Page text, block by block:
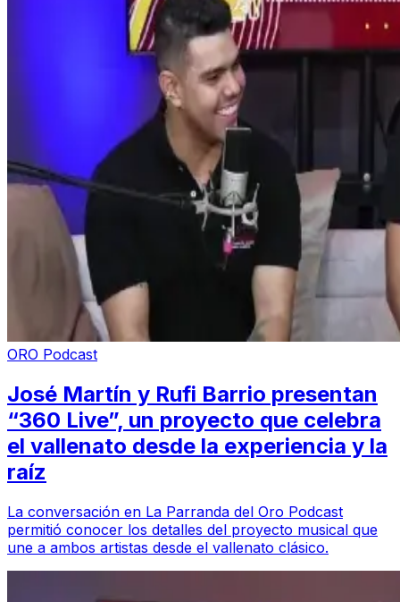
ORO Podcast
José Martín y Rufi Barrio presentan
“360 Live”, un proyecto que celebra
el vallenato desde la experiencia y la
raíz
La conversación en La Parranda del Oro Podcast
permitió conocer los detalles del proyecto musical que
une a ambos artistas desde el vallenato clásico.